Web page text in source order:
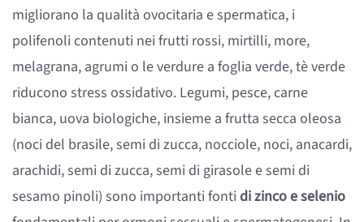
migliorano la qualità ovocitaria e spermatica, i
polifenoli contenuti nei frutti rossi, mirtilli, more,
melagrana, agrumi o le verdure a foglia verde, tè verde
riducono stress ossidativo. Legumi, pesce, carne
bianca, uova biologiche, insieme a frutta secca oleosa
(noci del brasile, semi di zucca, nocciole, noci, anacardi,
arachidi, semi di zucca, semi di girasole e semi di
sesamo pinoli) sono importanti fontidi zinco e selenio